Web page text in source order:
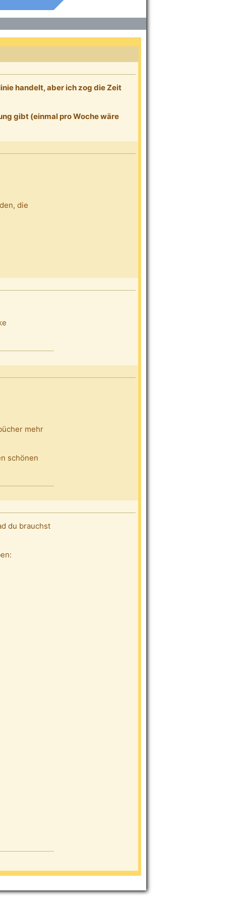
handelt, aber ich zog die Zeit
gibt (einmal pro Woche wäre
die
mehr
schönen
du brauchst